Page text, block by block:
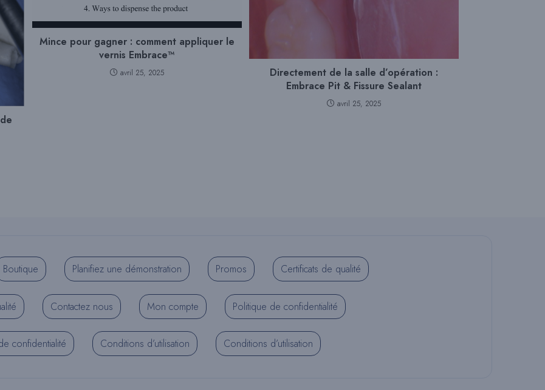
Mince pour gagner : comment appliquer le
vernis Embrace™
avril 25, 2025
Directement de la salle d’opération :
Embrace Pit & Fissure Sealant
avril 25, 2025
Boutique Planifiez une démonstration Promos Certificats de qualité
Contactez nous Mon compte Politique de confidentialité
confidentialité Conditions d’utilisation Conditions d’utilisation